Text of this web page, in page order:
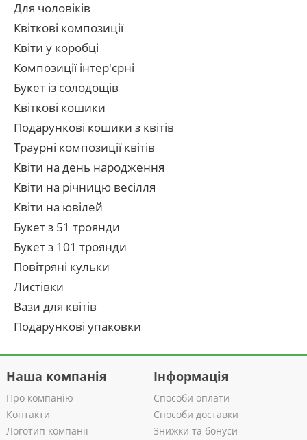
Для чоловіків
Квіткові композиції
Квіти у коробці
Композиції інтер'єрні
Букет із солодощів
Квіткові кошики
Подарункові кошики з квітів
Траурні композиції квітів
Квіти на день народження
Квіти на річницю весілля
Квіти на ювілей
Букет з 51 троянди
Букет з 101 троянди
Повітряні кульки
Листівки
Вази для квітів
Подарункові упаковки
Наша компанія
Про компанію
Контакти
Логотип компанії
Інформація
Способи оплати
Способи доставки
Знижки та бонуси